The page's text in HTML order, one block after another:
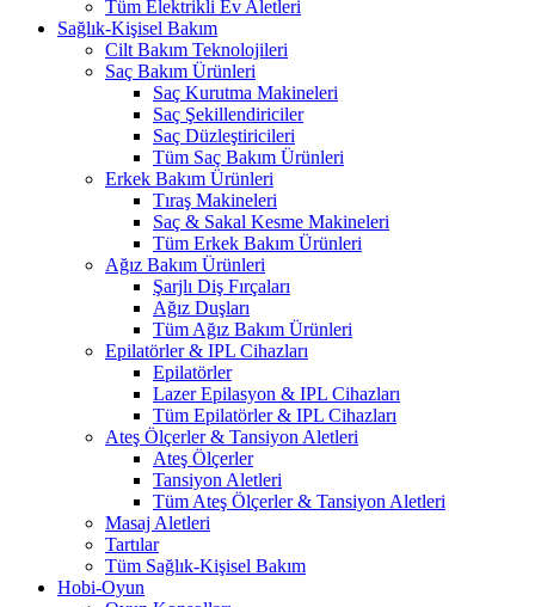
Tüm Elektrikli Ev Aletleri
Sağlık-Kişisel Bakım
Cilt Bakım Teknolojileri
Saç Bakım Ürünleri
Saç Kurutma Makineleri
Saç Şekillendiriciler
Saç Düzleştiricileri
Tüm Saç Bakım Ürünleri
Erkek Bakım Ürünleri
Tıraş Makineleri
Saç & Sakal Kesme Makineleri
Tüm Erkek Bakım Ürünleri
Ağız Bakım Ürünleri
Şarjlı Diş Fırçaları
Ağız Duşları
Tüm Ağız Bakım Ürünleri
Epilatörler & IPL Cihazları
Epilatörler
Lazer Epilasyon & IPL Cihazları
Tüm Epilatörler & IPL Cihazları
Ateş Ölçerler & Tansiyon Aletleri
Ateş Ölçerler
Tansiyon Aletleri
Tüm Ateş Ölçerler & Tansiyon Aletleri
Masaj Aletleri
Tartılar
Tüm Sağlık-Kişisel Bakım
Hobi-Oyun